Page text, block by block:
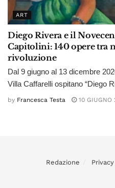
ART
Diego Rivera e il
Capitolini: 140 opere tra
rivoluzione
Dal 9 giugno al 13 dicembre
Villa Caffarelli ospitano “Diego
by Francesca Testa 10 GIUGNO
Redazione